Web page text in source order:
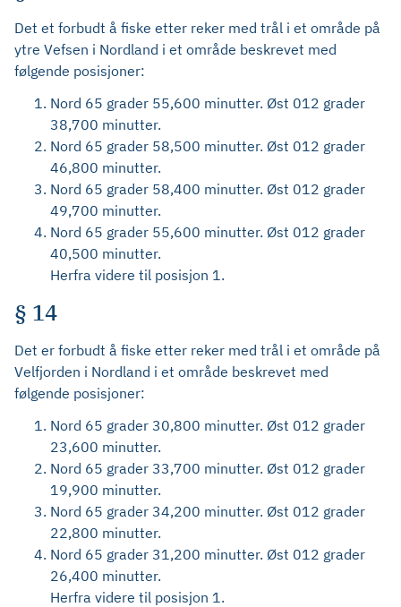
Det et forbudt å fiske etter reker med trål i et område på
ytre Vefsen i Nordland i et område beskrevet med
følgende posisjoner:
Nord 65 grader 55,600 minutter. Øst 012 grader
38,700 minutter.
Nord 65 grader 58,500 minutter. Øst 012 grader
46,800 minutter.
Nord 65 grader 58,400 minutter. Øst 012 grader
49,700 minutter.
Nord 65 grader 55,600 minutter. Øst 012 grader
40,500 minutter.
Herfra videre til posisjon 1.
§ 14
Det er forbudt å fiske etter reker med trål i et område på
Velfjorden i Nordland i et område beskrevet med
følgende posisjoner:
Nord 65 grader 30,800 minutter. Øst 012 grader
23,600 minutter.
Nord 65 grader 33,700 minutter. Øst 012 grader
19,900 minutter.
Nord 65 grader 34,200 minutter. Øst 012 grader
22,800 minutter.
Nord 65 grader 31,200 minutter. Øst 012 grader
26,400 minutter.
Herfra videre til posisjon 1.